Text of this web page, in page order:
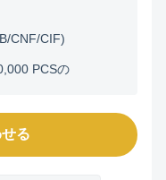
CNF/CIF)
PCSの
る